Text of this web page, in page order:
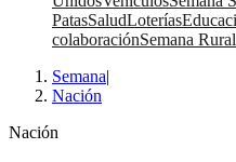
PatasSaludLoterías
colaboraciónSemana Rural
Semana|
Nación
Nación